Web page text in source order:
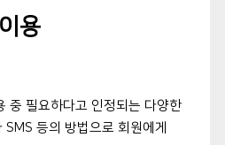
용
중 필요하다고 인정되는 다양한
등의 방법으로 회원에게